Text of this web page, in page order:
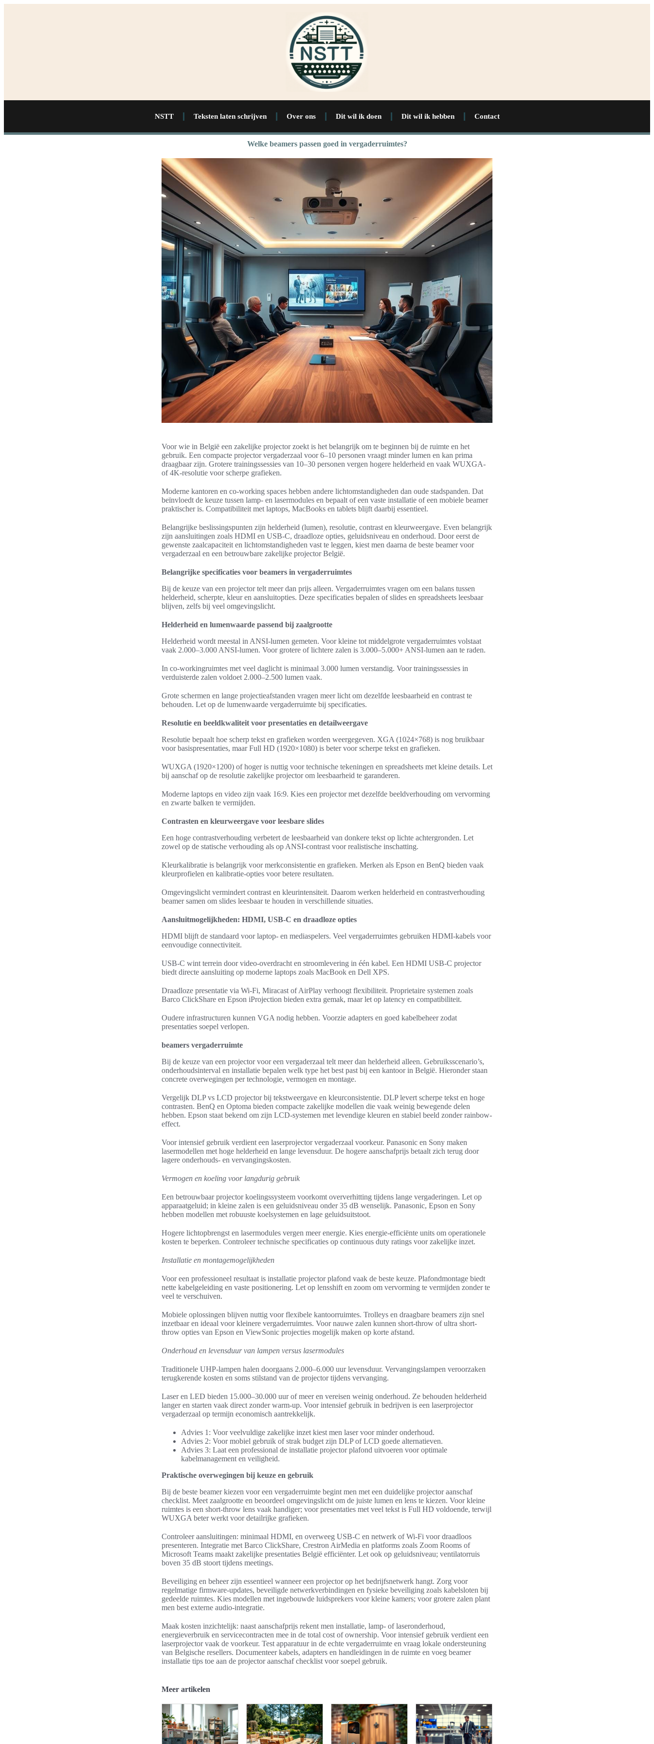
NSTT Teksten laten schrijven Over ons Dit wil ik doen Dit wil ik hebben Contact
Welke beamers passen goed in vergaderruimtes?
Voor wie in België een zakelijke projector zoekt is het belangrijk om te beginnen bij de ruimte en het
gebruik. Een compacte projector vergaderzaal voor 6–10 personen vraagt minder lumen en kan prima
draagbaar zijn. Grotere trainingssessies van 10–30 personen vergen hogere helderheid en vaak WUXGA-
of 4K-resolutie voor scherpe grafieken.
Moderne kantoren en co-working spaces hebben andere lichtomstandigheden dan oude stadspanden. Dat
beïnvloedt de keuze tussen lamp- en lasermodules en bepaalt of een vaste installatie of een mobiele beamer
praktischer is. Compatibiliteit met laptops, MacBooks en tablets blijft daarbij essentieel.
Belangrijke beslissingspunten zijn helderheid (lumen), resolutie, contrast en kleurweergave. Even belangrijk
zijn aansluitingen zoals HDMI en USB-C, draadloze opties, geluidsniveau en onderhoud. Door eerst de
gewenste zaalcapaciteit en lichtomstandigheden vast te leggen, kiest men daarna de beste beamer voor
vergaderzaal en een betrouwbare zakelijke projector België.
Belangrijke specificaties voor beamers in vergaderruimtes
Bij de keuze van een projector telt meer dan prijs alleen. Vergaderruimtes vragen om een balans tussen
helderheid, scherpte, kleur en aansluitopties. Deze specificaties bepalen of slides en spreadsheets leesbaar
blijven, zelfs bij veel omgevingslicht.
Helderheid en lumenwaarde passend bij zaalgrootte
Helderheid wordt meestal in ANSI-lumen gemeten. Voor kleine tot middelgrote vergaderruimtes volstaat
vaak 2.000–3.000 ANSI-lumen. Voor grotere of lichtere zalen is 3.000–5.000+ ANSI-lumen aan te raden.
In co-workingruimtes met veel daglicht is minimaal 3.000 lumen verstandig. Voor trainingssessies in
verduisterde zalen voldoet 2.000–2.500 lumen vaak.
Grote schermen en lange projectieafstanden vragen meer licht om dezelfde leesbaarheid en contrast te
behouden. Let op de lumenwaarde vergaderruimte bij specificaties.
Resolutie en beeldkwaliteit voor presentaties en detailweergave
Resolutie bepaalt hoe scherp tekst en grafieken worden weergegeven. XGA (1024×768) is nog bruikbaar
voor basispresentaties, maar Full HD (1920×1080) is beter voor scherpe tekst en grafieken.
WUXGA (1920×1200) of hoger is nuttig voor technische tekeningen en spreadsheets met kleine details. Let
bij aanschaf op de resolutie zakelijke projector om leesbaarheid te garanderen.
Moderne laptops en video zijn vaak 16:9. Kies een projector met dezelfde beeldverhouding om vervorming
en zwarte balken te vermijden.
Contrasten en kleurweergave voor leesbare slides
Een hoge contrastverhouding verbetert de leesbaarheid van donkere tekst op lichte achtergronden. Let
zowel op de statische verhouding als op ANSI-contrast voor realistische inschatting.
Kleurkalibratie is belangrijk voor merkconsistentie en grafieken. Merken als Epson en BenQ bieden vaak
kleurprofielen en kalibratie-opties voor betere resultaten.
Omgevingslicht vermindert contrast en kleurintensiteit. Daarom werken helderheid en contrastverhouding
beamer samen om slides leesbaar te houden in verschillende situaties.
Aansluitmogelijkheden: HDMI, USB-C en draadloze opties
HDMI blijft de standaard voor laptop- en mediaspelers. Veel vergaderruimtes gebruiken HDMI-kabels voor
eenvoudige connectiviteit.
USB-C wint terrein door video-overdracht en stroomlevering in één kabel. Een HDMI USB-C projector
biedt directe aansluiting op moderne laptops zoals MacBook en Dell XPS.
Draadloze presentatie via Wi‑Fi, Miracast of AirPlay verhoogt flexibiliteit. Proprietaire systemen zoals
Barco ClickShare en Epson iProjection bieden extra gemak, maar let op latency en compatibiliteit.
Oudere infrastructuren kunnen VGA nodig hebben. Voorzie adapters en goed kabelbeheer zodat
presentaties soepel verlopen.
beamers vergaderruimte
Bij de keuze van een projector voor een vergaderzaal telt meer dan helderheid alleen. Gebruiksscenario’s,
onderhoudsinterval en installatie bepalen welk type het best past bij een kantoor in België. Hieronder staan
concrete overwegingen per technologie, vermogen en montage.
Vergelijk DLP vs LCD projector bij tekstweergave en kleurconsistentie. DLP levert scherpe tekst en hoge
contrasten. BenQ en Optoma bieden compacte zakelijke modellen die vaak weinig bewegende delen
hebben. Epson staat bekend om zijn LCD-systemen met levendige kleuren en stabiel beeld zonder rainbow-
effect.
Voor intensief gebruik verdient een laserprojector vergaderzaal voorkeur. Panasonic en Sony maken
lasermodellen met hoge helderheid en lange levensduur. De hogere aanschafprijs betaalt zich terug door
lagere onderhouds- en vervangingskosten.
Vermogen en koeling voor langdurig gebruik
Een betrouwbaar projector koelingssysteem voorkomt oververhitting tijdens lange vergaderingen. Let op
apparaatgeluid; in kleine zalen is een geluidsniveau onder 35 dB wenselijk. Panasonic, Epson en Sony
hebben modellen met robuuste koelsystemen en lage geluidsuitstoot.
Hogere lichtopbrengst en lasermodules vergen meer energie. Kies energie-efficiënte units om operationele
kosten te beperken. Controleer technische specificaties op continuous duty ratings voor zakelijke inzet.
Installatie en montagemogelijkheden
Voor een professioneel resultaat is installatie projector plafond vaak de beste keuze. Plafondmontage biedt
nette kabelgeleiding en vaste positionering. Let op lensshift en zoom om vervorming te vermijden zonder te
veel te verschuiven.
Mobiele oplossingen blijven nuttig voor flexibele kantoorruimtes. Trolleys en draagbare beamers zijn snel
inzetbaar en ideaal voor kleinere vergaderruimtes. Voor nauwe zalen kunnen short-throw of ultra short-
throw opties van Epson en ViewSonic projecties mogelijk maken op korte afstand.
Onderhoud en levensduur van lampen versus lasermodules
Traditionele UHP-lampen halen doorgaans 2.000–6.000 uur levensduur. Vervangingslampen veroorzaken
terugkerende kosten en soms stilstand van de projector tijdens vervanging.
Laser en LED bieden 15.000–30.000 uur of meer en vereisen weinig onderhoud. Ze behouden helderheid
langer en starten vaak direct zonder warm-up. Voor intensief gebruik in bedrijven is een laserprojector
vergaderzaal op termijn economisch aantrekkelijk.
Advies 1: Voor veelvuldige zakelijke inzet kiest men laser voor minder onderhoud.
Advies 2: Voor mobiel gebruik of strak budget zijn DLP of LCD goede alternatieven.
Advies 3: Laat een professional de installatie projector plafond uitvoeren voor optimale
kabelmanagement en veiligheid.
Praktische overwegingen bij keuze en gebruik
Bij de beste beamer kiezen voor een vergaderruimte begint men met een duidelijke projector aanschaf
checklist. Meet zaalgrootte en beoordeel omgevingslicht om de juiste lumen en lens te kiezen. Voor kleine
ruimtes is een short-throw lens vaak handiger; voor presentaties met veel tekst is Full HD voldoende, terwijl
WUXGA beter werkt voor detailrijke grafieken.
Controleer aansluitingen: minimaal HDMI, en overweeg USB-C en netwerk of Wi‑Fi voor draadloos
presenteren. Integratie met Barco ClickShare, Crestron AirMedia en platforms zoals Zoom Rooms of
Microsoft Teams maakt zakelijke presentaties België efficiënter. Let ook op geluidsniveau; ventilatorruis
boven 35 dB stoort tijdens meetings.
Beveiliging en beheer zijn essentieel wanneer een projector op het bedrijfsnetwerk hangt. Zorg voor
regelmatige firmware-updates, beveiligde netwerkverbindingen en fysieke beveiliging zoals kabelsloten bij
gedeelde ruimtes. Kies modellen met ingebouwde luidsprekers voor kleine kamers; voor grotere zalen plant
men best externe audio-integratie.
Maak kosten inzichtelijk: naast aanschafprijs rekent men installatie, lamp- of laseronderhoud,
energieverbruik en servicecontracten mee in de total cost of ownership. Voor intensief gebruik verdient een
laserprojector vaak de voorkeur. Test apparatuur in de echte vergaderruimte en vraag lokale ondersteuning
van Belgische resellers. Documenteer kabels, adapters en handleidingen in de ruimte en voeg beamer
installatie tips toe aan de projector aanschaf checklist voor soepel gebruik.
Meer artikelen